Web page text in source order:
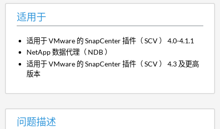
适用于
适用于 VMware 的 SnapCenter 插件（ SCV ） 4.0-4.1.1
NetApp 数据代理（ NDB ）
适用于 VMware 的 SnapCenter 插件（ SCV ） 4.3 及更高
版本
问题描述